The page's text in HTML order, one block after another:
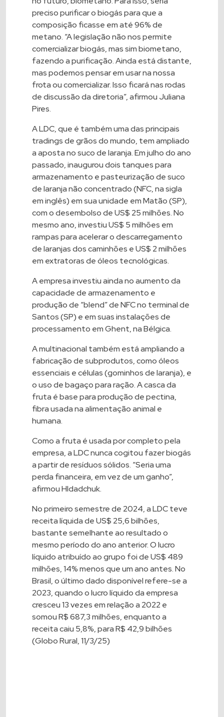
preciso purificar o biogás para que a
composição ficasse em até 96% de
metano. “A legislação não nos permite
comercializar biogás, mas sim biometano,
fazendo a purificação. Ainda está distante,
mas podemos pensar em usar na nossa
frota ou comercializar. Isso ficará nas rodas
de discussão da diretoria”, afirmou Juliana
Pires.
A LDC, que é também uma das principais
tradings de grãos do mundo, tem ampliado
a aposta no suco de laranja. Em julho do ano
passado, inaugurou dois tanques para
armazenamento e pasteurização de suco
de laranja não concentrado (NFC, na sigla
em inglês) em sua unidade em Matão (SP),
com o desembolso de US$ 25 milhões. No
mesmo ano, investiu US$ 5 milhões em
rampas para acelerar o descarregamento
de laranjas dos caminhões e US$ 2 milhões
em extratoras de óleos tecnológicas.
A empresa investiu ainda no aumento da
capacidade de armazenamento e
produção de “blend” de NFC no terminal de
Santos (SP) e em suas instalações de
processamento em Ghent, na Bélgica.
A multinacional também está ampliando a
fabricação de subprodutos, como óleos
essenciais e células (gominhos de laranja), e
o uso de bagaço para ração. A casca da
fruta é base para produção de pectina,
fibra usada na alimentação animal e
humana.
Como a fruta é usada por completo pela
empresa, a LDC nunca cogitou fazer biogás
a partir de resíduos sólidos. “Seria uma
perda financeira, em vez de um ganho”,
afirmou Hldadchuk.
No primeiro semestre de 2024, a LDC teve
receita líquida de US$ 25,6 bilhões,
bastante semelhante ao resultado o
mesmo período do ano anterior. O lucro
líquido atribuído ao grupo foi de US$ 489
milhões, 14% menos que um ano antes. No
Brasil, o último dado disponível refere-se a
2023, quando o lucro líquido da empresa
cresceu 13 vezes em relação a 2022 e
somou R$ 687,3 milhões, enquanto a
receita caiu 5,8%, para R$ 42,9 bilhões
(Globo Rural, 11/3/25)